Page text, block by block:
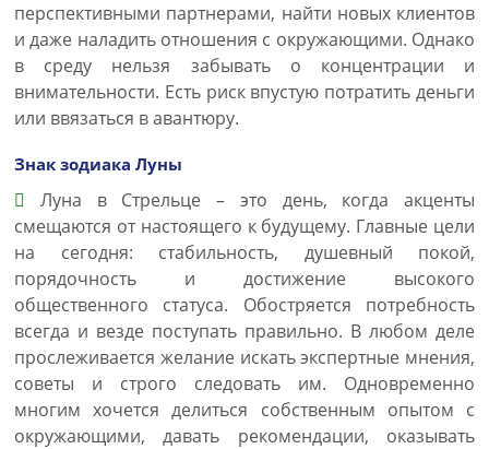
перспективными партнерами, найти новых клиентов
и даже наладить отношения с окружающими. Однако
в среду нельзя забывать о концентрации и
внимательности. Есть риск впустую потратить деньги
или ввязаться в авантюру.
Знак зодиака Луны
Луна в Стрельце – это день, когда акценты
смещаются от настоящего к будущему. Главные цели
на сегодня: стабильность, душевный покой,
порядочность и достижение высокого
общественного статуса. Обостряется потребность
всегда и везде поступать правильно. В любом деле
прослеживается желание искать экспертные мнения,
советы и строго следовать им. Одновременно
многим хочется делиться собственным опытом с
окружающими, давать рекомендации, оказывать